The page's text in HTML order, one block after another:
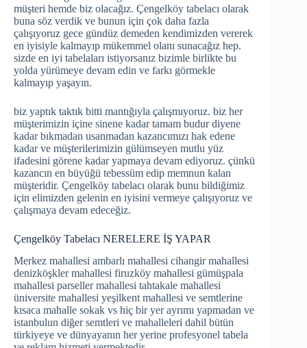
müşteri hemde biz olacağız. Çengelköy tabelacı olarak
buna söz verdik ve bunun için çok daha fazla
çalışıyoruz gece gündüz demeden kendimizden vererek
en iyisiyle kalmayıp mükemmel olanı sunacağız hep.
sizde en iyi tabelaları istiyorsanız bizimle birlikte bu
yolda yürümeye devam edin ve farkı görmekle
kalmayıp yaşayın.
biz yaptık taktık bitti mantığıyla çalışmıyoruz. biz her
müşterimizin içine sinene kadar tamam budur diyene
kadar bıkmadan usanmadan kazancımızı hak edene
kadar ve müşterilerimizin gülümseyen mutlu yüz
ifadesini görene kadar yapmaya devam ediyoruz. çünkü
kazancın en büyüğü tebessüm edip memnun kalan
müşteridir. Çengelköy tabelacı olarak bunu bildiğimiz
için elimizden gelenin en iyisini vermeye çalışıyoruz ve
çalışmaya devam edeceğiz.
Çengelköy Tabelacı NERELERE İŞ YAPAR
Merkez mahallesi ambarlı mahallesi cihangir mahallesi
denizköşkler mahallesi firuzköy mahallesi gümüşpala
mahallesi parseller mahallesi tahtakale mahallesi
üniversite mahallesi yeşilkent mahallesi ve semtlerine
kısaca mahalle sokak vs hiç bir yer ayrımı yapmadan ve
istanbulun diğer semtleri ve mahalleleri dahil bütün
türkiyeye ve dünyayanın her yerine profesyonel tabela